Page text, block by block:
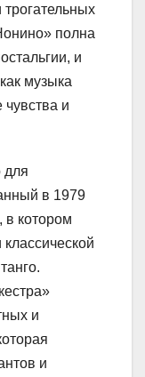
полна
и
музыка
и
для
в 1979
в котором
и
и